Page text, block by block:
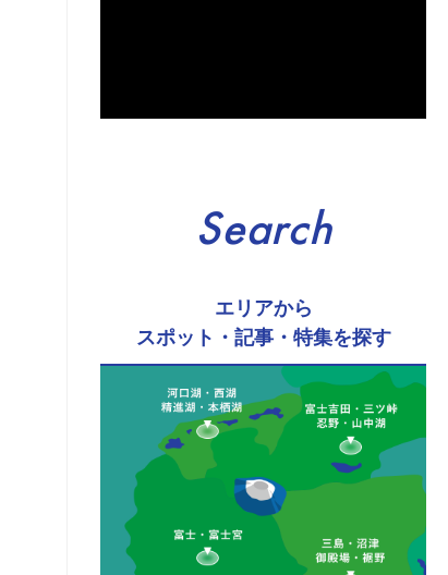
Search
エリアから
スポット・記事・特集を探す